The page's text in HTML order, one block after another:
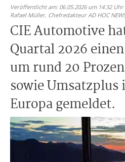
Veröffentlicht am: 06.05.2026 um 14:32
Rafael Müller, Chefredakteur AD HOC
CIE Automotive
Quartal 2026
um rund 20
sowie
Europa gemeldet.